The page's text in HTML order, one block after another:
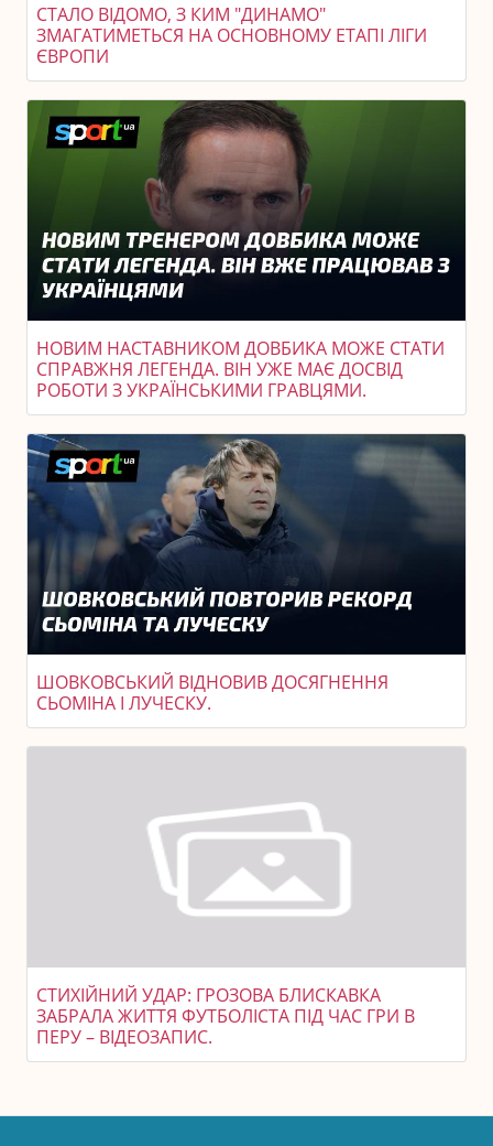
СТАЛО ВІДОМО, З КИМ "ДИНАМО"
ЗМАГАТИМЕТЬСЯ НА ОСНОВНОМУ ЕТАПІ ЛІГИ
ЄВРОПИ
НОВИМ НАСТАВНИКОМ ДОВБИКА МОЖЕ СТАТИ
СПРАВЖНЯ ЛЕГЕНДА. ВІН УЖЕ МАЄ ДОСВІД
РОБОТИ З УКРАЇНСЬКИМИ ГРАВЦЯМИ.
ШОВКОВСЬКИЙ ВІДНОВИВ ДОСЯГНЕННЯ
СЬОМІНА І ЛУЧЕСКУ.
СТИХІЙНИЙ УДАР: ГРОЗОВА БЛИСКАВКА
ЗАБРАЛА ЖИТТЯ ФУТБОЛІСТА ПІД ЧАС ГРИ В
ПЕРУ – ВІДЕОЗАПИС.